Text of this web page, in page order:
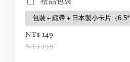
NT$ 149
NT$ 199